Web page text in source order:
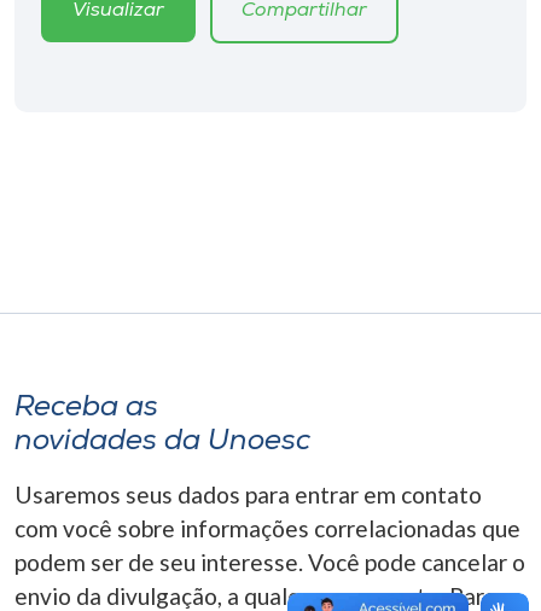
A-
Visualizar Compartilhar
Receba as
novidades da Unoesc
Usaremos seus dados para entrar em contato
com você sobre informações correlacionadas que
podem ser de seu interesse. Você pode cancelar o
envio da divulgação, a qualquer momento. Para